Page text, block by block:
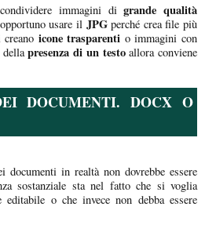
immagini digrande qualità
usare ilJPGperché crea file più
icone trasparenti o immagini con
dellapresenza di un testoallora conviene
DOCUMENTI. DOCX O
in realtà non dovrebbe essere
sostanziale sta nel fatto che si voglia
o che invece non debba essere